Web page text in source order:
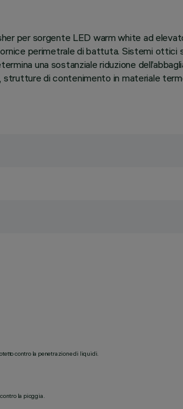
per sorgente LED warm white ad
perimetrale di battuta. Sistemi
una sostanziale riduzione
di contenimento in materiale
contro la penetrazione di liquidi.
la pioggia.